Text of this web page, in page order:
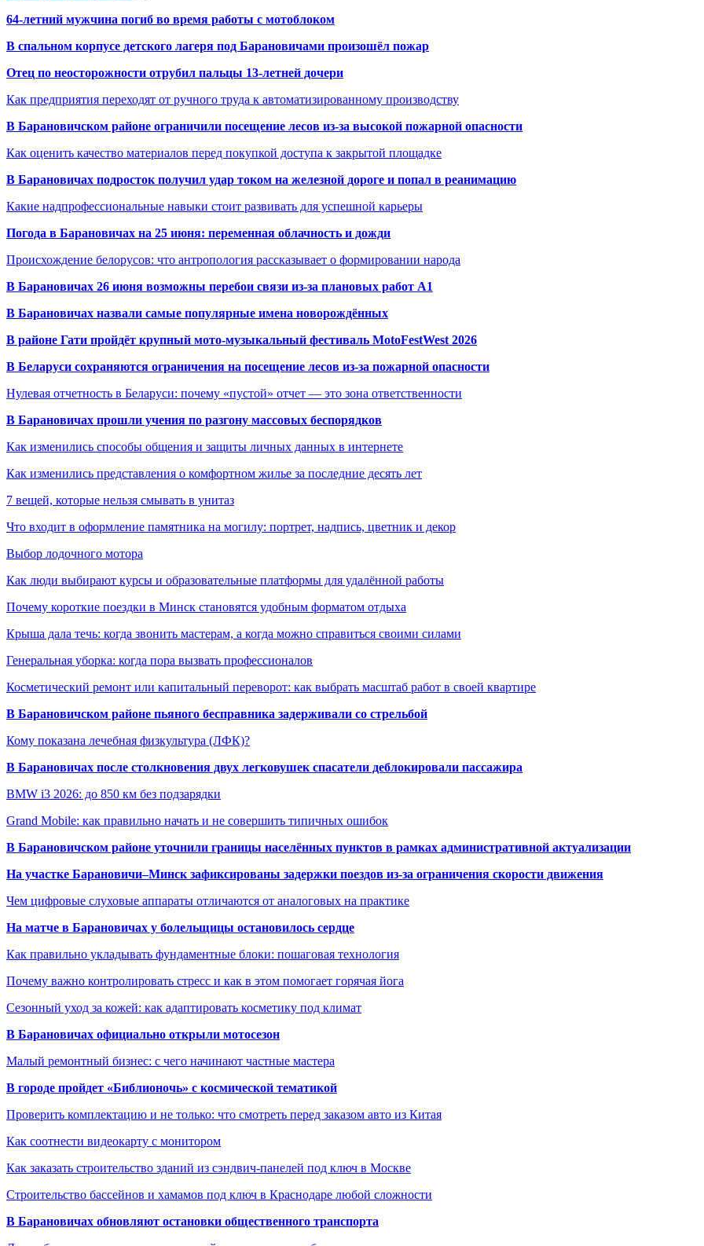
64-летний мужчина погиб во время работы с мотоблоком
В спальном корпусе детского лагеря под Барановичами произошёл пожар
Отец по неосторожности отрубил пальцы 13-летней дочери
Как предприятия переходят от ручного труда к автоматизированному производству
В Барановичском районе ограничили посещение лесов из-за высокой пожарной опасности
Как оценить качество материалов перед покупкой доступа к закрытой площадке
В Барановичах подросток получил удар током на железной дороге и попал в реанимацию
Какие надпрофессиональные навыки стоит развивать для успешной карьеры
Погода в Барановичах на 25 июня: переменная облачность и дожди
Происхождение белорусов: что антропология рассказывает о формировании народа
В Барановичах 26 июня возможны перебои связи из-за плановых работ A1
В Барановичах назвали самые популярные имена новорождённых
В районе Гати пройдёт крупный мото-музыкальный фестиваль MotoFestWest 2026
В Беларуси сохраняются ограничения на посещение лесов из-за пожарной опасности
Нулевая отчетность в Беларуси: почему «пустой» отчет — это зона ответственности
В Барановичах прошли учения по разгону массовых беспорядков
Как изменились способы общения и защиты личных данных в интернете
Как изменились представления о комфортном жилье за последние десять лет
7 вещей, которые нельзя смывать в унитаз
Что входит в оформление памятника на могилу: портрет, надпись, цветник и декор
Выбор лодочного мотора
Как люди выбирают курсы и образовательные платформы для удалённой работы
Почему короткие поездки в Минск становятся удобным форматом отдыха
Крыша дала течь: когда звонить мастерам, а когда можно справиться своими силами
Генеральная уборка: когда пора вызвать профессионалов
Косметический ремонт или капитальный переворот: как выбрать масштаб работ в своей квартире
В Барановичском районе пьяного бесправника задерживали со стрельбой
Кому показана лечебная физкультура (ЛФК)?
В Барановичах после столкновения двух легковушек спасатели деблокировали пассажира
BMW i3 2026: до 850 км без подзарядки
Grand Mobile: как правильно начать и не совершить типичных ошибок
В Барановичском районе уточнили границы населённых пунктов в рамках административной актуализации
На участке Барановичи–Минск зафиксированы задержки поездов из-за ограничения скорости движения
Чем цифровые слуховые аппараты отличаются от аналоговых на практике
На матче в Барановичах у болельщицы остановилось сердце
Как правильно укладывать фундаментные блоки: пошаговая технология
Почему важно контролировать стресс и как в этом помогает горячая йога
Сезонный уход за кожей: как адаптировать косметику под климат
В Барановичах официально открыли мотосезон
Малый ремонтный бизнес: с чего начинают частные мастера
В городе пройдет «Библионочь» с космической тематикой
Проверить комплектацию и не только: что смотреть перед заказом авто из Китая
Как соотнести видеокарту с монитором
Как заказать строительство зданий из сэндвич-панелей под ключ в Москве
Строительство бассейнов и хамамов под ключ в Краснодаре любой сложности
В Барановичах обновляют остановки общественного транспорта